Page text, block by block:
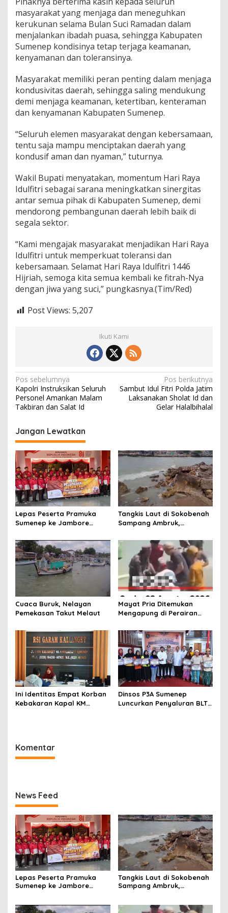
masyarakat yang menjaga dan meneguhkan
kerukunan selama Bulan Suci Ramadan dalam
menjalankan ibadah puasa, sehingga Kabupaten
Sumenep kondisinya tetap terjaga keamanan,
kenyamanan dan toleransinya.
Masyarakat memiliki peran penting dalam menjaga
kondusivitas daerah, sehingga saling mendukung
demi menjaga keamanan, ketertiban, kenteraman
dan kenyamanan Kabupaten Sumenep.
“Seluruh elemen masyarakat dengan kebersamaan,
tentu saja mampu menciptakan daerah yang
kondusif aman dan nyaman,” tuturnya.
Wakil Bupati menyatakan, momentum Hari Raya
Idulfitri sebagai sarana meningkatkan sinergitas
antar semua pihak di Kabupaten Sumenep, demi
mendorong pembangunan daerah lebih baik di
segala sektor.
“Kami mengajak masyarakat menjadikan Hari Raya
Idulfitri untuk memperkuat toleransi dan
kebersamaan. Selamat Hari Raya Idulfitri 1446
Hijriah, semoga kita semua kembali ke fitrah-Nya
dengan jiwa yang suci,” pungkasnya.(Tim/Red)
Post Views: 5,207
Ikuti Kami
N
a
v
i
g
a
s
i
p
o
s
Pos sebelumnya
Kapolri Instruksikan Seluruh
Personel Amankan Malam
Takbiran dan Salat Id
Pos berikutnya
Sambut Idul Fitri Polda Jatim
Laksanakan Sholat Id dan
Gelar Halalbihalal
Jangan Lewatkan
Lepas Peserta Pramuka
Sumenep ke Jambore
Wabup KH Imam Hasyim
Tangkis Laut di Sokobenah
Sampang Ambruk,
Warga
Cuaca Buruk, Nelayan
Pemekasan Takut Melaut
Mayat Pria Ditemukan
Mengapung di Perairan
Sumenep
Ini Identitas Empat Korban
Kebakaran Kapal KM
Dinsos P3A Sumenep
Luncurkan Penyaluran BLT
Komentar
News Feed
Lepas Peserta Pramuka
Sumenep ke Jambore
Tangkis Laut di Sokobenah
Sampang Ambruk,